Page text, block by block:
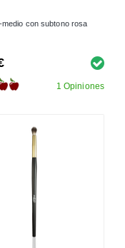
medio con subtono rosa
1 Opiniones